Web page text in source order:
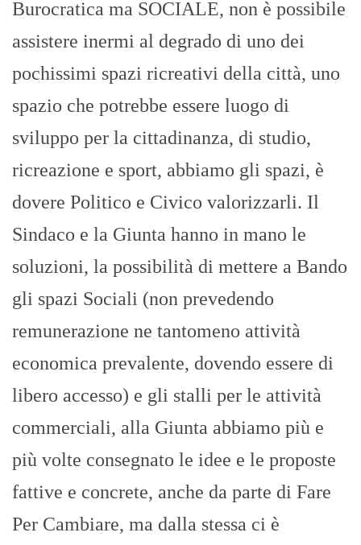
Burocratica ma SOCIALE, non è possibile
assistere inermi al degrado di uno dei
pochissimi spazi ricreativi della città, uno
spazio che potrebbe essere luogo di
sviluppo per la cittadinanza, di studio,
ricreazione e sport, abbiamo gli spazi, è
dovere Politico e Civico valorizzarli. Il
Sindaco e la Giunta hanno in mano le
soluzioni, la possibilità di mettere a Bando
gli spazi Sociali (non prevedendo
remunerazione ne tantomeno attività
economica prevalente, dovendo essere di
libero accesso) e gli stalli per le attività
commerciali, alla Giunta abbiamo più e
più volte consegnato le idee e le proposte
fattive e concrete, anche da parte di Fare
Per Cambiare, ma dalla stessa ci è